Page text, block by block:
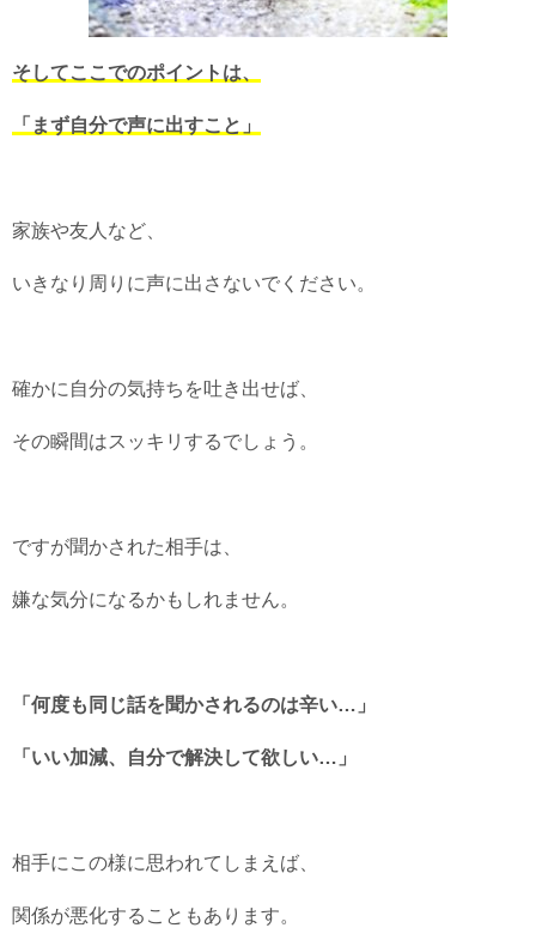
そしてここでのポイントは、
「まず自分で声に出すこと」
家族や友人など、
いきなり周りに声に出さないでください。
確かに自分の気持ちを吐き出せば、
その瞬間はスッキリするでしょう。
ですが聞かされた相手は、
嫌な気分になるかもしれません。
「何度も同じ話を聞かされるのは辛い…」
「いい加減、自分で解決して欲しい…」
相手にこの様に思われてしまえば、
関係が悪化することもあります。